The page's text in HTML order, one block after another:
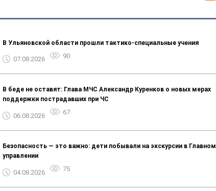
В Ульяновской области прошли тактико-специальные учения
07.08.2026 90
В беде не оставят: Глава МЧС Александр Куренков о новых мерах
поддержки пострадавших при ЧС
06.08.2026 67
Безопасность — это важно: дети побывали на экскурсии в Главном
управлении
04.08.2026 75